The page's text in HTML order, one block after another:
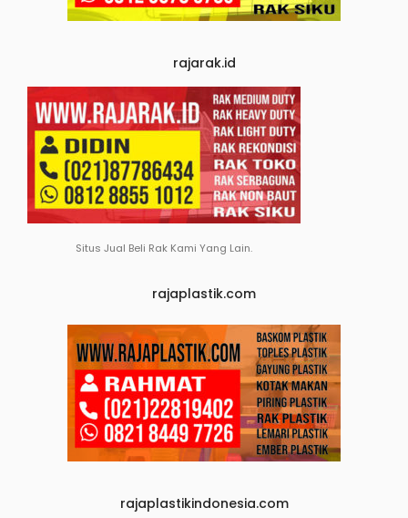
rajarak.id
Situs Jual Beli Rak Kami Yang Lain.
rajaplastik.com
rajaplastikindonesia.com